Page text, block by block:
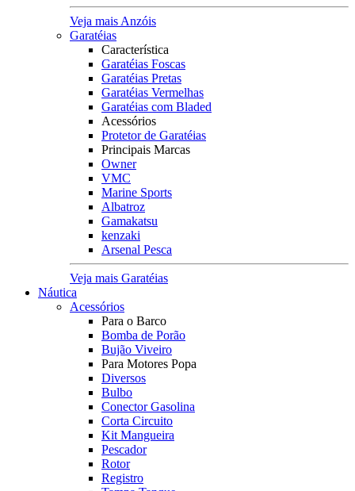
Veja mais Anzóis
Garatéias
Característica
Garatéias Foscas
Garatéias Pretas
Garatéias Vermelhas
Garatéias com Bladed
Acessórios
Protetor de Garatéias
Principais Marcas
Owner
VMC
Marine Sports
Albatroz
Gamakatsu
kenzaki
Arsenal Pesca
Veja mais Garatéias
Náutica
Acessórios
Para o Barco
Bomba de Porão
Bujão Viveiro
Para Motores Popa
Diversos
Bulbo
Conector Gasolina
Corta Circuito
Kit Mangueira
Pescador
Rotor
Registro